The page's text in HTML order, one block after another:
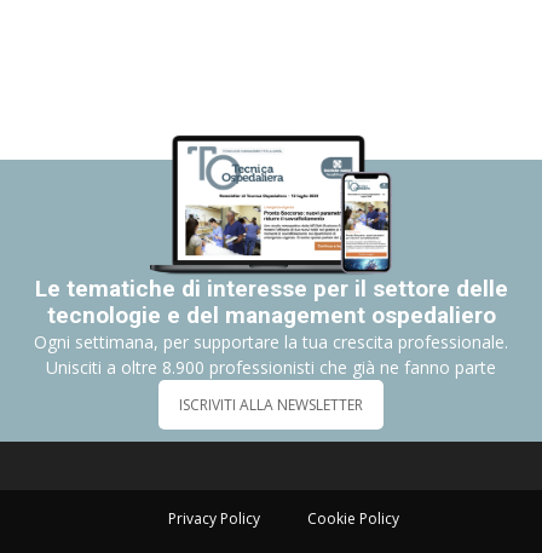
Le tematiche di interesse per il settore delle
tecnologie e del management ospedaliero
Ogni settimana, per supportare la tua crescita professionale.
Unisciti a oltre 8.900 professionisti che già ne fanno parte
ISCRIVITI ALLA NEWSLETTER
Privacy Policy Cookie Policy